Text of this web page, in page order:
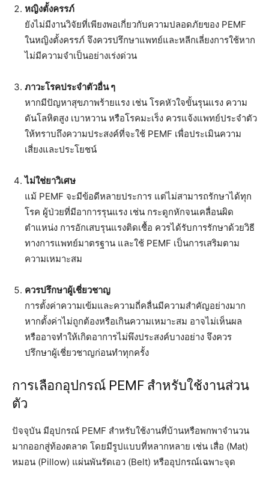
หญิงตั้งครรภ์
ยังไม่มีงานวิจัยที่เพียงพอเกี่ยวกับความปลอดภัยของ PEMF
ในหญิงตั้งครรภ์ จึงควรปรึกษาแพทย์และหลีกเลี่ยงการใช้หาก
ไม่มีความจำเป็นอย่างเร่งด่วน
ภาวะโรคประจำตัวอื่น ๆ
หากมีปัญหาสุขภาพร้ายแรง เช่น โรคหัวใจขั้นรุนแรง ความ
ดันโลหิตสูง เบาหวาน หรือโรคมะเร็ง ควรแจ้งแพทย์ประจำตัว
ให้ทราบถึงความประสงค์ที่จะใช้ PEMF เพื่อประเมินความ
เสี่ยงและประโยชน์
ไม่ใช่ยาวิเศษ
แม้ PEMF จะมีข้อดีหลายประการ แต่ไม่สามารถรักษาได้ทุก
โรค ผู้ป่วยที่มีอาการรุนแรง เช่น กระดูกหักจนเคลื่อนผิด
ตำแหน่ง การอักเสบรุนแรงติดเชื้อ ควรได้รับการรักษาด้วยวิธี
ทางการแพทย์มาตรฐาน และใช้ PEMF เป็นการเสริมตาม
ความเหมาะสม
ควรปรึกษาผู้เชี่ยวชาญ
การตั้งค่าความเข้มและความถี่คลื่นมีความสำคัญอย่างมาก
หากตั้งค่าไม่ถูกต้องหรือเกินความเหมาะสม อาจไม่เห็นผล
หรืออาจทำให้เกิดอาการไม่พึงประสงค์บางอย่าง จึงควร
ปรึกษาผู้เชี่ยวชาญก่อนทำทุกครั้ง
การเลือกอุปกรณ์ PEMF สำหรับใช้งานส่วน
ตัว
ปัจจุบัน มีอุปกรณ์ PEMF สำหรับใช้งานที่บ้านหรือพกพาจำนวน
มากออกสู่ท้องตลาด โดยมีรูปแบบที่หลากหลาย เช่น เสื่อ (Mat)
หมอน (Pillow) แผ่นพันรัดเอว (Belt) หรืออุปกรณ์เฉพาะจุด